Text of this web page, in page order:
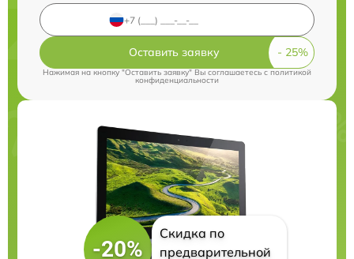
Оставить заявку
Нажимая на кнопку "Оставить заявку" Вы соглашаетесь cполитикой
конфиденциальности
-20%
Скидка по
предварительной